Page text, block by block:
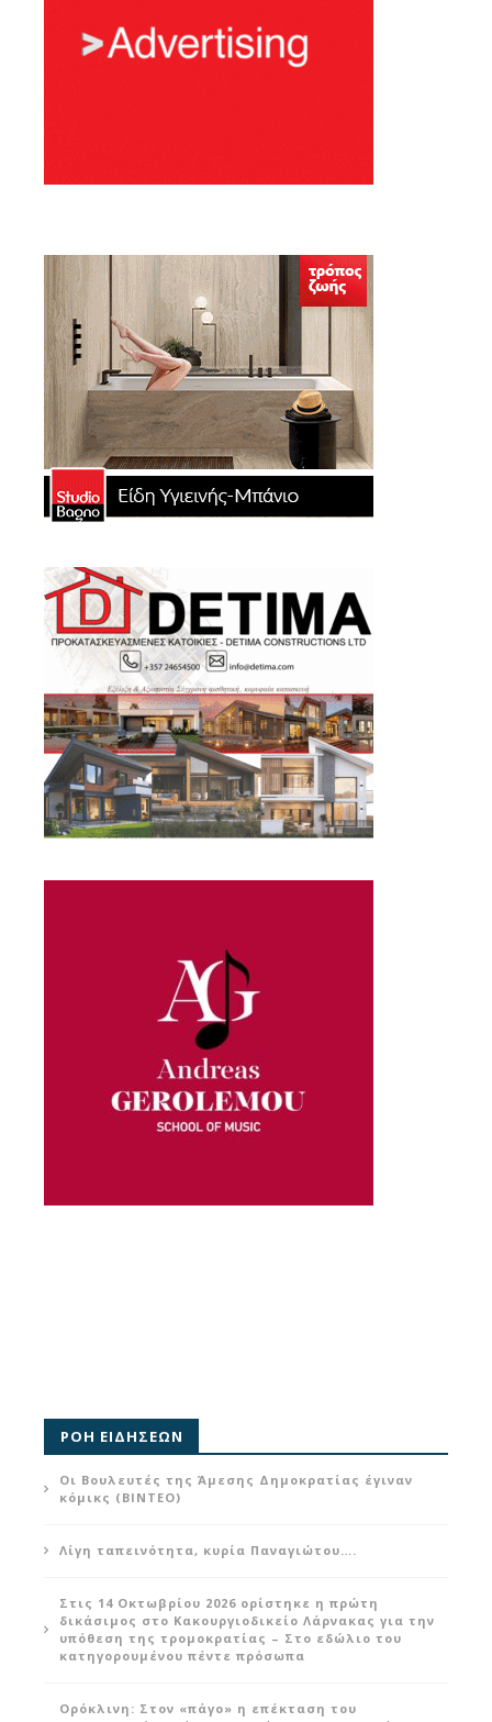
ΡΟΗ ΕΙΔΗΣΕΩΝ
Οι Βουλευτές της Άμεσης Δημοκρατίας έγιναν
κόμικς (ΒΙΝΤΕΟ)
Λίγη ταπεινότητα, κυρία Παναγιώτου….
Στις 14 Οκτωβρίου 2026 ορίστηκε η πρώτη
δικάσιμος στο Κακουργιοδικείο Λάρνακας για την
υπόθεση της τρομοκρατίας – Στο εδώλιο του
κατηγορουμένου πέντε πρόσωπα
Ορόκλινη: Στον «πάγο» η επέκταση του